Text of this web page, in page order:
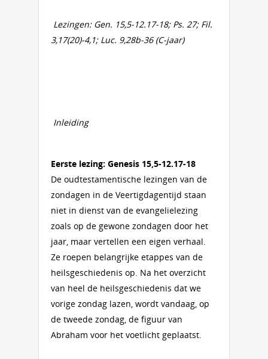
Lezingen: Gen. 15,5-12.17-18; Ps. 27; Fil.
3,17(20)-4,1; Luc. 9,28b-36 (C-jaar)
Inleiding
Eerste lezing: Genesis 15,5-12.17-18
De oudtestamentische lezingen van de
zondagen in de Veertigdagentijd staan
niet in dienst van de evangelielezing
zoals op de gewone zondagen door het
jaar, maar vertellen een eigen verhaal.
Ze roepen belangrijke etappes van de
heilsgeschiedenis op. Na het overzicht
van heel de heilsgeschiedenis dat we
vorige zondag lazen, wordt vandaag, op
de tweede zondag, de figuur van
Abraham voor het voetlicht geplaatst.